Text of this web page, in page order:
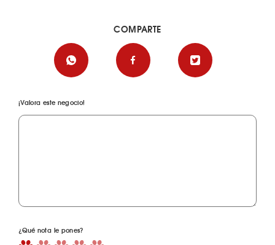
¡Valora este negocio!
¿Qué nota le pones?
COMPARTE